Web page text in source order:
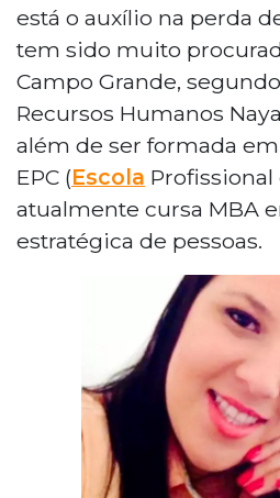
está o auxílio na perda
tem sido muito
Campo Grande,
Recursos Humanos
além de ser formada
EPC (Escola Profissional
atualmente cursa MBA
estratégica de pessoas.